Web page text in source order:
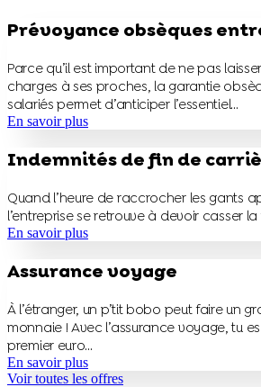
Prévoyance obsèques
Parce qu’il est important de ne pas
charges à ses proches, la garantie
salariés permet d’anticiper l’essentiel…
En savoir plus
Indemnités de fin de
Quand l’heure de raccrocher les gants
l’entreprise se retrouve à devoir casser la
En savoir plus
Assurance voyage
À l’étranger, un p’tit bobo peut faire un
monnaie ! Avec l’assurance voyage, tu
premier euro…
En savoir plus
Voir toutes les offres